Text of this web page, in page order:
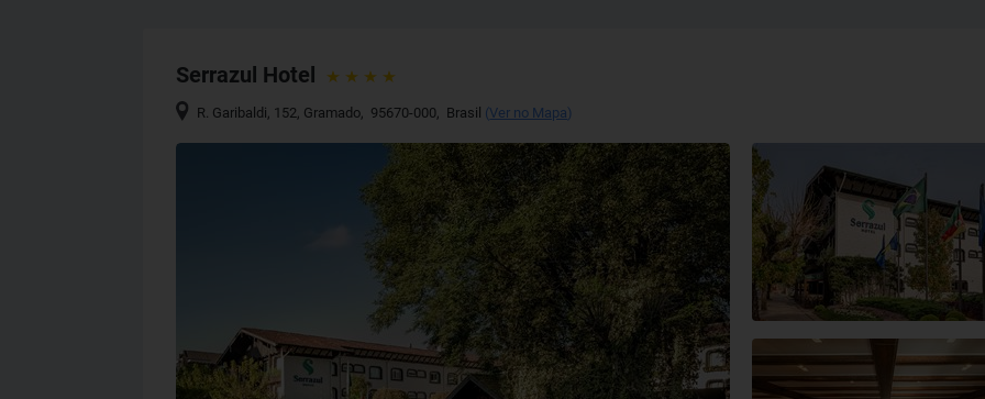
Serrazul Hotel
R. Garibaldi, 152, Gramado, 95670-000, Brasil (Ver no Mapa)